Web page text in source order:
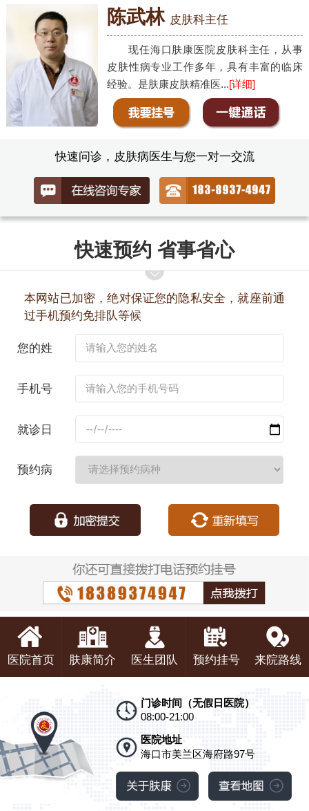
陈武林 皮肤科主任
现任海口肤康医院皮肤科主任，从事
皮肤性病专业工作多年，具有丰富的临床
经验。是肤康皮肤精准医...[详细]
快速问诊，皮肤病医生与您一对一交流
快速预约 省事省心
本网站已加密，绝对保证您的隐私安全，就座前通
过手机预约免排队等候
您的姓
手机号
就诊日
预约病
医院首页 肤康简介 医生团队 预约挂号 来院路线
门诊时间（无假日医院）
08:00-21:00
医院地址
海口市美兰区海府路97号